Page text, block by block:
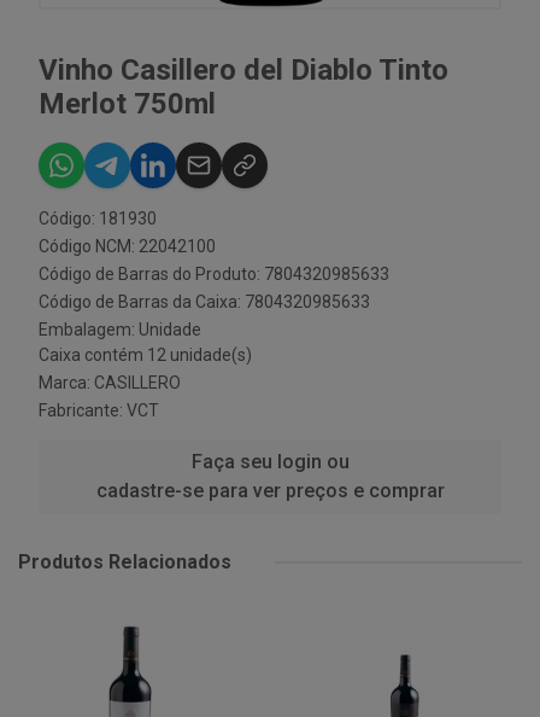
Vinho Casillero del Diablo Tinto
Merlot 750ml
Código: 181930
Código NCM: 22042100
Código de Barras do Produto: 7804320985633
Código de Barras da Caixa: 7804320985633
Embalagem: Unidade
Caixa contém 12 unidade(s)
Marca: CASILLERO
Fabricante: VCT
Faça seu login ou
cadastre-se para ver preços e comprar
Produtos Relacionados